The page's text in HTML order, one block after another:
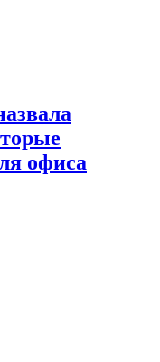
офиса